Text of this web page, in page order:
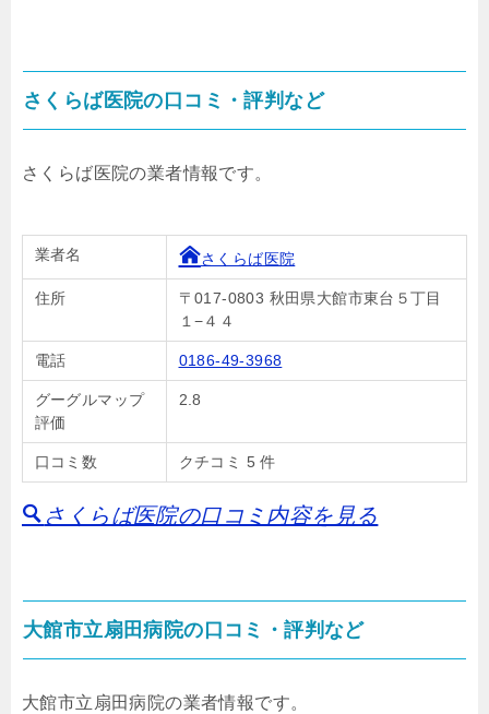
さくらば医院の口コミ・評判など
さくらば医院の業者情報です。
業者名 さくらば医院
住所
〒017-0803 秋田県大館市東台５丁目
１−４４
電話 0186-49-3968
グーグルマップ
評価
2.8
口コミ数 クチコミ 5 件
さくらば医院の口コミ内容を見る
大館市立扇田病院の口コミ・評判など
大館市立扇田病院の業者情報です。